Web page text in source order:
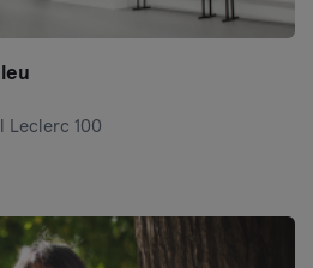
Leclerc 100